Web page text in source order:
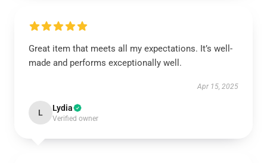
Great item that meets all my expectations. It’s well-
made and performs exceptionally well.
Apr 15, 2025
L Lydia
Verified owner